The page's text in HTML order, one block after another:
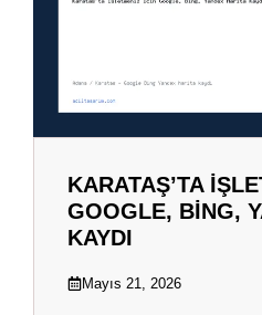
KARATAŞ’TA
GOOGLE, BING,
KAYDI
Mayıs 21, 2026